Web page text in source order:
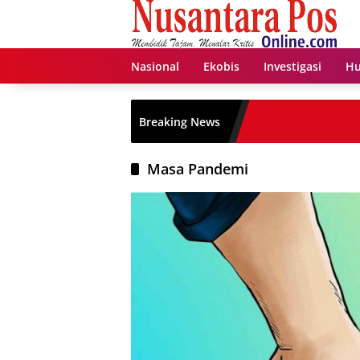
Nasional Ekobis Investigasi
Breaking News
Masa Pandemi